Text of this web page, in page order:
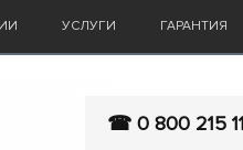
УСЛУГИ ГАРАНТИЯ
☎ 0 800 215